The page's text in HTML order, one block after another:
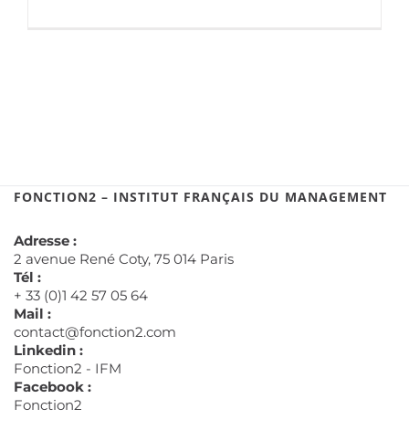
FONCTION2 – INSTITUT FRANÇAIS DU MANAGEMENT
Adresse :
2 avenue René Coty, 75 014 Paris
Tél :
+ 33 (0)1 42 57 05 64
Mail :
contact@fonction2.com
Linkedin :
Fonction2 - IFM
Facebook :
Fonction2